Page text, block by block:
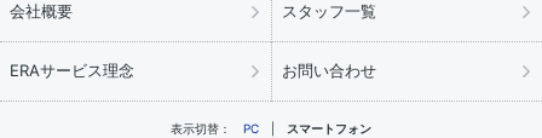
会社概要 スタッフ一覧
ERAサービス理念 お問い合わせ
表示切替： PC スマートフォン